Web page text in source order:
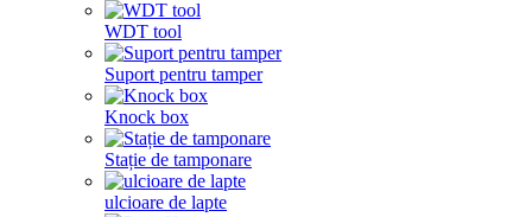
WDT tool
Suport pentru tamper
Knock box
Stație de tamponare
ulcioare de lapte